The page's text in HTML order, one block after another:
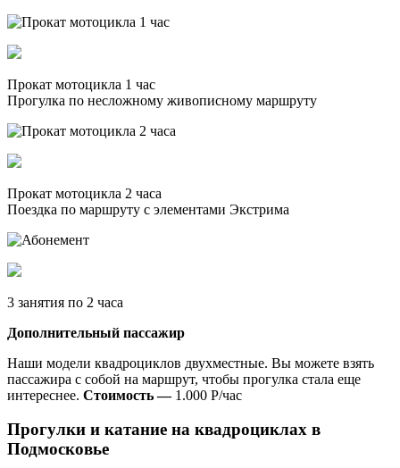
Прокат мотоцикла 1 час
Прогулка по несложному живописному маршруту
Прокат мотоцикла 2 часа
Поездка по маршруту с элементами Экстрима
3 занятия по 2 часа
Дополнительный пассажир
Наши модели квадроциклов двухместные. Вы можете взять
пассажира с собой на маршрут, чтобы прогулка стала еще
интереснее. Стоимость —1.000 Р/час
Прогулки и катание на квадроциклах в
Подмосковье